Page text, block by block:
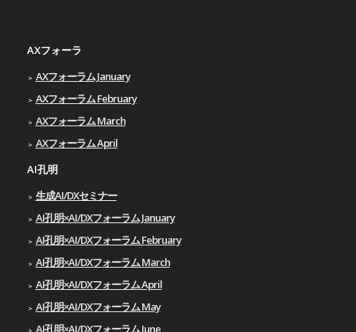
AXフォーラ
AXフォーラム January
AXフォーラム February
AXフォーラム March
AXフォーラム April
AI孔明
生成AI/DXセミナー
AI孔明×AI/DXフォーラム January
AI孔明×AI/DXフォーラム February
AI孔明×AI/DXフォーラム March
AI孔明×AI/DXフォーラム April
AI孔明×AI/DXフォーラム May
AI孔明×AI/DXフォーラム June